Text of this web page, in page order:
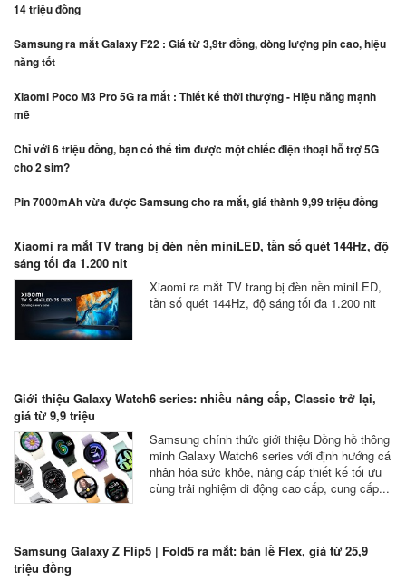
14 triệu đồng
Samsung ra mắt Galaxy F22 : Giá từ 3,9tr đồng, dòng lượng pin cao, hiệu
năng tốt
Xiaomi Poco M3 Pro 5G ra mắt : Thiết kế thời thượng - Hiệu năng mạnh
mẽ
Chỉ với 6 triệu đồng, bạn có thể tìm được một chiếc điện thoại hỗ trợ 5G
cho 2 sim?
Pin 7000mAh vừa được Samsung cho ra mắt, giá thành 9,99 triệu đồng
Xiaomi ra mắt TV trang bị đèn nền miniLED, tần số quét 144Hz, độ
sáng tối đa 1.200 nit
Xiaomi ra mắt TV trang bị đèn nền miniLED,
tần số quét 144Hz, độ sáng tối đa 1.200 nit
Giới thiệu Galaxy Watch6 series: nhiều nâng cấp, Classic trở lại,
giá từ 9,9 triệu
Samsung chính thức giới thiệu Đồng hồ thông
minh Galaxy Watch6 series với định hướng cá
nhân hóa sức khỏe, nâng cấp thiết kế tối ưu
cùng trải nghiệm di động cao cấp, cung cấp...
Samsung Galaxy Z Flip5 | Fold5 ra mắt: bản lề Flex, giá từ 25,9
triệu đồng